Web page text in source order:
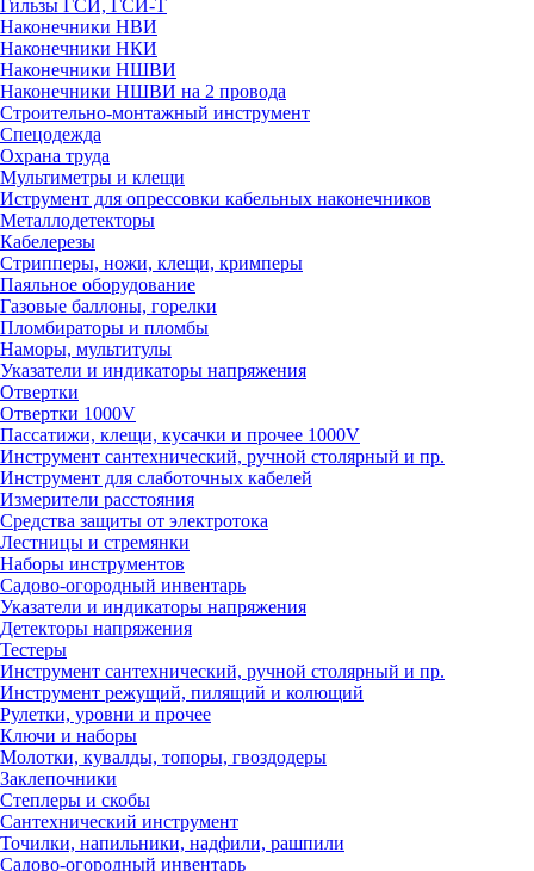
Гильзы ГСИ, ГСИ-Т
Наконечники НВИ
Наконечники НКИ
Наконечники НШВИ
Наконечники НШВИ на 2 провода
Строительно-монтажный инструмент
Спецодежда
Охрана труда
Мультиметры и клещи
Иструмент для опрессовки кабельных наконечников
Металлодетекторы
Кабелерезы
Стрипперы, ножи, клещи, кримперы
Паяльное оборудование
Газовые баллоны, горелки
Пломбираторы и пломбы
Наморы, мультитулы
Указатели и индикаторы напряжения
Отвертки
Отвертки 1000V
Пассатижи, клещи, кусачки и прочее 1000V
Инструмент сантехнический, ручной столярный и пр.
Инструмент для слаботочных кабелей
Измерители расстояния
Средства защиты от электротока
Лестницы и стремянки
Наборы инструментов
Садово-огородный инвентарь
Указатели и индикаторы напряжения
Детекторы напряжения
Тестеры
Инструмент сантехнический, ручной столярный и пр.
Инструмент режущий, пилящий и колющий
Рулетки, уровни и прочее
Ключи и наборы
Молотки, кувалды, топоры, гвоздодеры
Заклепочники
Степлеры и скобы
Сантехнический инструмент
Точилки, напильники, надфили, рашпили
Садово-огородный инвентарь